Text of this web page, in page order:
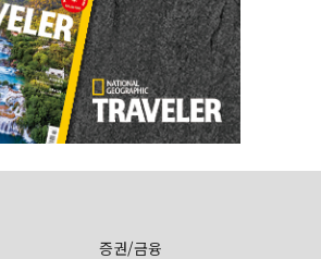
증권/금융